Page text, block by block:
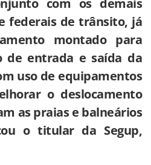
com os demais
federais de trânsito, já
montado para
de entrada e saída da
uso de equipamentos
o deslocamento
as praias e balneários
o titular da Segup,